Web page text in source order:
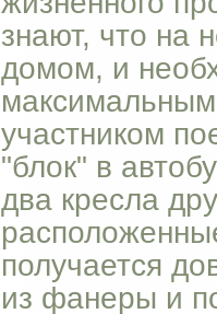
знают, что на
домом, и
участником
"блок" в
два кресла
получается
из фанеры и